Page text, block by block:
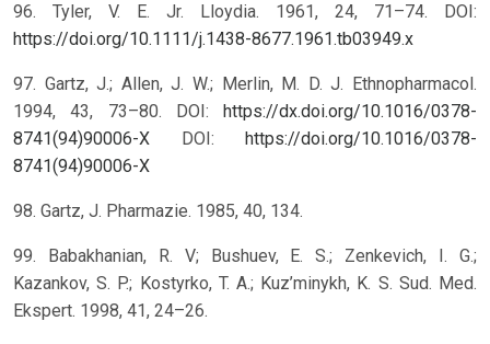
96. Tyler, V. E. Jr. Lloydia. 1961, 24, 71–74. DOI:
https://doi.org/10.1111/j.1438-8677.1961.tb03949.x
97. Gartz, J.; Allen, J. W.; Merlin, M. D. J. Ethnopharmacol.
1994, 43, 73–80. DOI: https://dx.doi.org/10.1016/0378-
8741(94)90006-X
DOI: https://doi.org/10.1016/0378-
8741(94)90006-X
98. Gartz, J. Pharmazie. 1985, 40, 134.
99. Babakhanian, R. V; Bushuev, E. S.; Zenkevich, I. G.;
Kazankov, S. P.; Kostyrko, T. A.; Kuz’minykh, K. S. Sud. Med.
Ekspert. 1998, 41, 24–26.